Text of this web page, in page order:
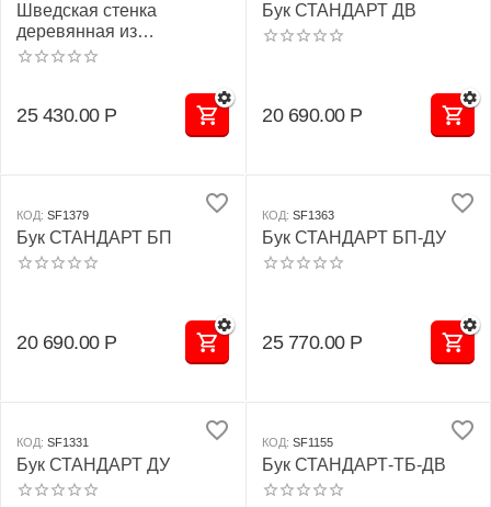
Шведская стенка
деревянная из
ламельного бука - БУК
(стенка + турник-брусья-
пресс + доска угловая
25 430.00 Р
Бук СТАНДАРТ ДВ
20 690.00 Р
КОД: SF1379
Бук СТАНДАРТ БП
20 690.00 Р
КОД: SF1363
Бук СТАНДАРТ БП-ДУ
25 770.00 Р
КОД: SF1331
Бук СТАНДАРТ ДУ
КОД: SF1155
Бук СТАНДАРТ-ТБ-ДВ